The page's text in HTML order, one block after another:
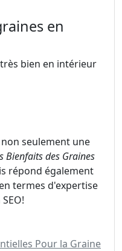
en
bien en intérieur
seulement une
Bienfaits des Graines
répond également
termes d'expertise
Pour la Graine